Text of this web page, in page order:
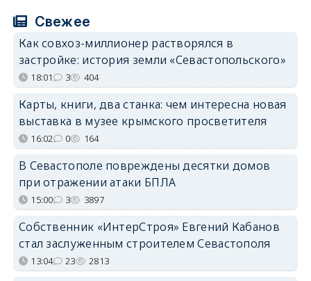
Свежее
Как совхоз-миллионер растворялся в
застройке: история земли «Севастопольского»
18:01 3 404
Карты, книги, два станка: чем интересна новая
выставка в музее крымского просветителя
16:02 0 164
В Севастополе повреждены десятки домов
при отражении атаки БПЛА
15:00 3 3897
Собственник «ИнтерСтроя» Евгений Кабанов
стал заслуженным строителем Севастополя
13:04 23 2813